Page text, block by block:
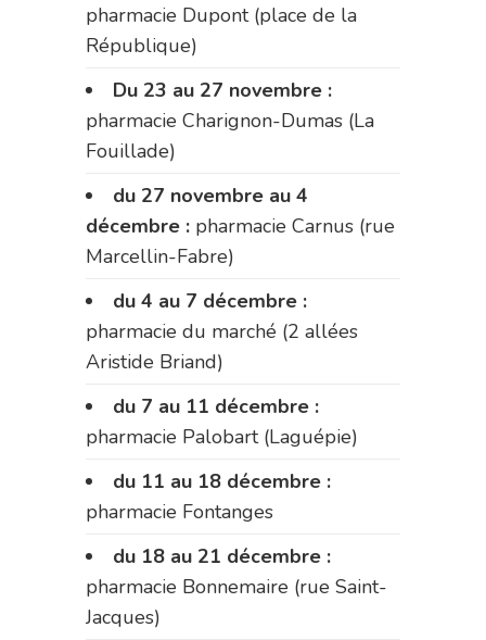
pharmacie Dupont (place de la
République)
Du 23 au 27 novembre :
pharmacie Charignon-Dumas (La
Fouillade)
du 27 novembre au 4
décembre : pharmacie Carnus (rue
Marcellin-Fabre)
du 4 au 7 décembre :
pharmacie du marché (2 allées
Aristide Briand)
du 7 au 11 décembre :
pharmacie Palobart (Laguépie)
du 11 au 18 décembre :
pharmacie Fontanges
du 18 au 21 décembre :
pharmacie Bonnemaire (rue Saint-
Jacques)